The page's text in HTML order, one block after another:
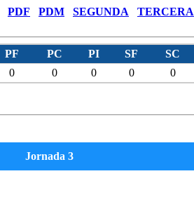
PDF PDM SEGUNDA TERCERA
PF PC PI SF SC
0 0 0 0 0
Jornada 3